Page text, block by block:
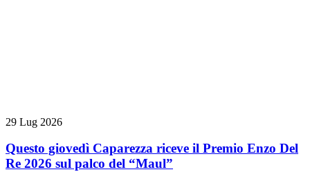
29 Lug 2026
Questo giovedì Caparezza riceve il Premio Enzo Del
Re 2026 sul palco del “Maul”